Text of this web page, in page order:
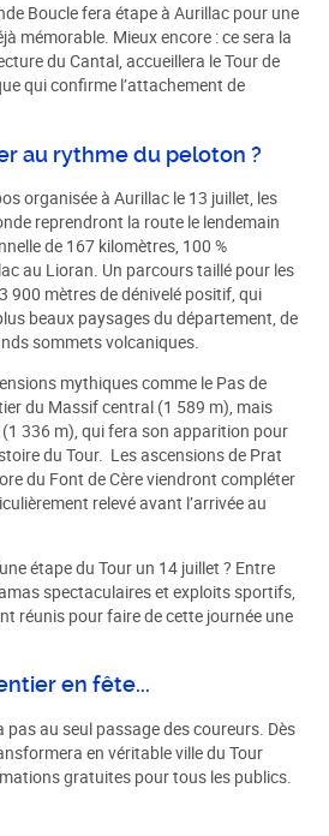
Boucle fera étape à Aurillac pour une
mémorable. Mieux encore : ce sera la
du Cantal, accueillera le Tour de
qui confirme l’attachement de
au rythme du peloton ?
organisée à Aurillac le 13 juillet, les
reprendront la route le lendemain
de 167 kilomètres, 100 %
au Lioran. Un parcours taillé pour les
900 mètres de dénivelé positif, qui
beaux paysages du département, de
sommets volcaniques.
mythiques comme le Pas de
du Massif central (1 589 m), mais
336 m), qui fera son apparition pour
du Tour. Les ascensions de Prat
du Font de Cère viendront compléter
relevé avant l’arrivée au
étape du Tour un 14 juillet ? Entre
spectaculaires et exploits sportifs,
réunis pour faire de cette journée une
en fête...
pas au seul passage des coureurs. Dès
en véritable ville du Tour
gratuites pour tous les publics.